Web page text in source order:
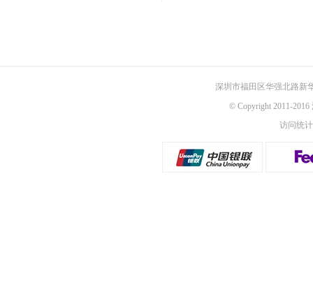
深圳市福田区华强北路
© Copyright 2011-
访问统